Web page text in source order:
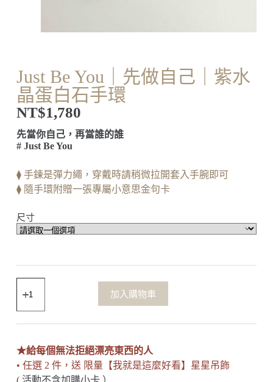
Just Be You｜先做自己｜紫水
晶蛋白石手環
NT$1,780
先當你自己，再當誰的誰
# Just Be You
⧫ 手鍊是彈力繩，穿戴時請稍微拉開套入手腕即可
⧫ 隨手環附贈一張專屬小意思金句卡
尺寸
加入購物車
★給每個無法拒絕漂亮東西的人
• 任選 2 件，送 限量【我就是這麼好看】星星吊飾
( 活動不含加購小卡 ）